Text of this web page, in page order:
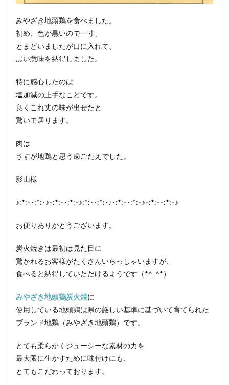
みやざき地頭鶏を食べました。
初め、色が黒いので一寸、
とまどいましたが口に入れて、
黒い意味を納得しました。
特に感心したのは
塩加減の上手なことです。
良くこれ丈の味が出せたと
驚いて居ります。
肉は
さすが地鶏と思う歯ごたえでした。
影山様
♪:*:･･:*:･♪･:*:･･:*:･♪:*:･･:*:･♪･:*:･･:*:･♪･:*:･･:*:･♪
お便りありがとうございます。
炭火焼きは最初は見た目に
驚かれるお客様がたくさんいらっしゃいますが、
食べると納得していただけるようです（*^_^*）
みやざき地頭鶏炭火焼に
使用している地頭鶏は県の厳しい基準に基づいて育てられた
ブランド地鶏（みやざき地頭鶏）です。
とても柔らかくジューシーな素材の力を
最大限に生かすために味付けにも、
とてもこだわっております。